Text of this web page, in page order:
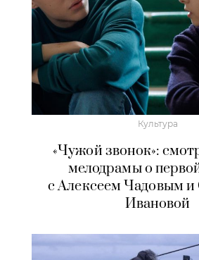
Культура
«Чужой звонок»:
мелодрамы о
с Алексеем Чадовым и
Ивановой